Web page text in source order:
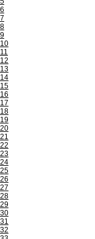
6
7
8
9
10
11
12
13
14
15
16
17
18
19
20
21
22
23
24
25
26
27
28
29
30
31
32